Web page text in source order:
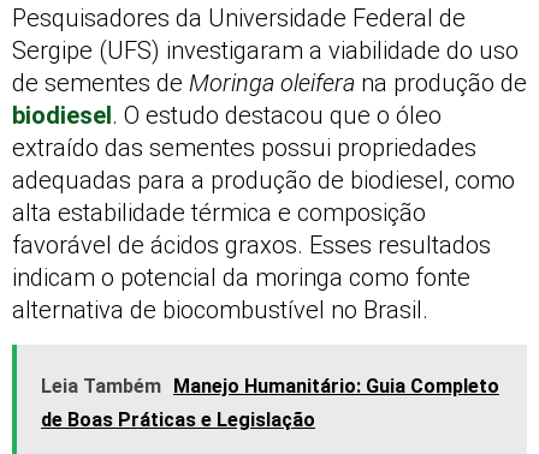
Pesquisadores da Universidade Federal de
Sergipe (UFS) investigaram a viabilidade do uso
de sementes de Moringa oleifera na produção de
biodiesel. O estudo destacou que o óleo
extraído das sementes possui propriedades
adequadas para a produção de biodiesel, como
alta estabilidade térmica e composição
favorável de ácidos graxos. Esses resultados
indicam o potencial da moringa como fonte
alternativa de biocombustível no Brasil.
Leia Também Manejo Humanitário: Guia Completo
de Boas Práticas e Legislação